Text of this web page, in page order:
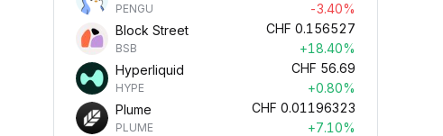
PENGU
-3.40%
Block Street
BSB
CHF 0.156527
+18.40%
Hyperliquid
HYPE
CHF 56.69
+0.80%
Plume
PLUME
CHF 0.01196323
+7.10%